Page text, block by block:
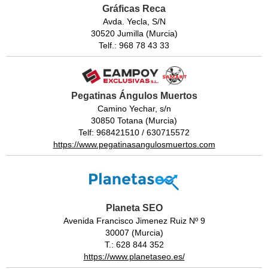
Gráficas Reca
Avda. Yecla, S/N
30520 Jumilla (Murcia)
Telf.: 968 78 43 33
Pegatinas Ángulos Muertos
Camino Yechar, s/n
30850 Totana (Murcia)
Telf: 968421510 / 630715572
https://www.pegatinasangulosmuertos.com
Planeta SEO
Avenida Francisco Jimenez Ruiz Nº 9
30007 (Murcia)
T.: 628 844 352
https://www.planetaseo.es/